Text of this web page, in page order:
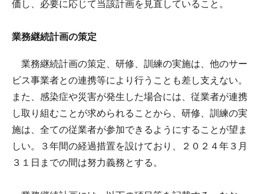
価し、必要に応じて当該計画を見直していること。
業務継続計画の策定
業務継続計画の策定、研修、訓練の実施は、他のサー
ビス事業者との連携等により行うことも差し支えない。
また、感染症や災害が発生した場合には、従業者が連携
し取り組むことが求められることから、研修、訓練の実
施は、全ての従業者が参加できるようにすることが望ま
しい。３年間の経過措置を設けており、２０２４年３月
３１日までの間は努力義務とする。